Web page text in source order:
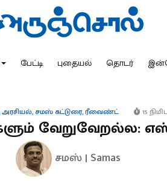
பேட்டி புதையல் தொடர்
அரசியல்,சமஸ் கட்டுரை,ரீவைண்ட் 15
வேறுவேறல்ல:
சமஸ் | Samas